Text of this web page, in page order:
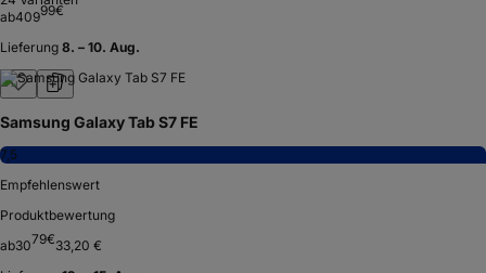
ab40999€
Lieferung 8. – 10. Aug.
Samsung Galaxy Tab S7 FE
7,5
Empfehlenswert
Produktbewertung
ab3079€33,20 €